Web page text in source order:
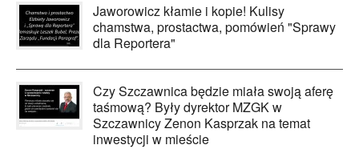
Jaworowicz kłamie i kopie! Kulisy
chamstwa, prostactwa, pomówień "Sprawy
dla Reportera"
Czy Szczawnica będzie miała swoją aferę
taśmową? Były dyrektor MZGK w
Szczawnicy Zenon Kasprzak na temat
inwestycji w mieście